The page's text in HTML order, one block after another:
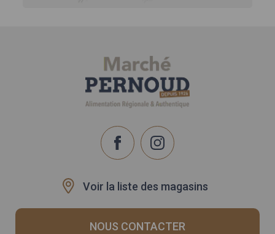
Voir la liste des magasins
NOUS CONTACTER